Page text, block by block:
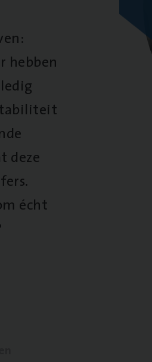
hebben
deze
écht